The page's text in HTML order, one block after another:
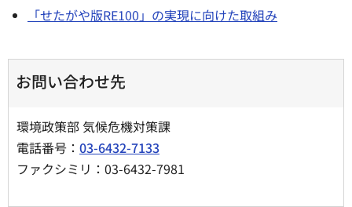
「せたがや版RE100」の実現に向けた取組み
お問い合わせ先
環境政策部 気候危機対策課
電話番号： 03-6432-7133
ファクシミリ：03-6432-7981